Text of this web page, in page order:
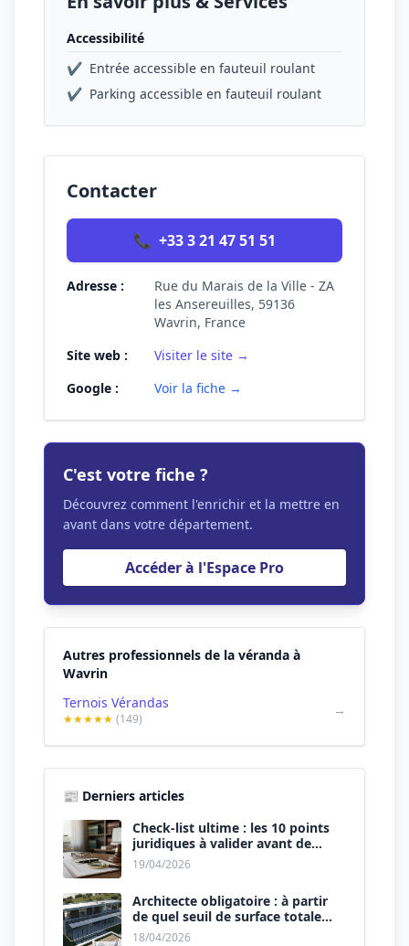
Accessibilité
✔ Entrée accessible en fauteuil roulant
✔ Parking accessible en fauteuil roulant
Contacter
📞 +33 3 21 47 51 51
Adresse :
Rue du Marais de la Ville - ZA
les Ansereuilles, 59136
Wavrin, France
Site web :
Visiter le site →
Google :
Voir la fiche →
C'est votre fiche ?
Découvrez comment l'enrichir et la mettre en
avant dans votre département.
Accéder à l'Espace Pro
Autres professionnels de la véranda à
Wavrin
Ternois Vérandas
★★★★★ (149)
→
📰 Derniers articles
Check-list ultime : les 10 points
juridiques à valider avant de
signer le devis.
19/04/2026
Architecte obligatoire : à partir
de quel seuil de surface totale
(Maison + Véranda) ?
18/04/2026